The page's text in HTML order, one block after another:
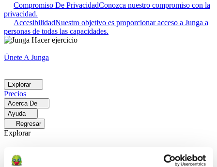
Compromiso De PrivacidadConozca nuestro compromiso con la
privacidad.
AccesibilidadNuestro objetivo es proporcionar acceso a Junga a
personas de todas las capacidades.
Únete A Junga
Explorar
Precios
Acerca De
Ayuda
Regresar
Explorar